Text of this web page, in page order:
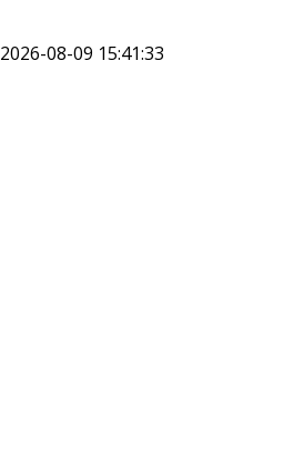
2026-08-09 15:41:33